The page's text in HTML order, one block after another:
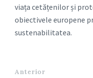
viața cetățenilor și
obiectivele europene
sustenabilitatea.
Anterior